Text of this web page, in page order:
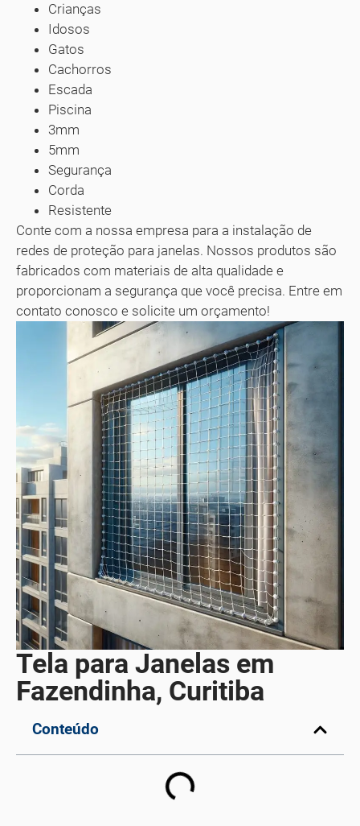
Crianças
Idosos
Gatos
Cachorros
Escada
Piscina
3mm
5mm
Segurança
Corda
Resistente
Conte com a nossa empresa para a instalação de
redes de proteção para janelas. Nossos produtos são
fabricados com materiais de alta qualidade e
proporcionam a segurança que você precisa. Entre em
contato conosco e solicite um orçamento!
Tela para Janelas em
Fazendinha, Curitiba
Conteúdo